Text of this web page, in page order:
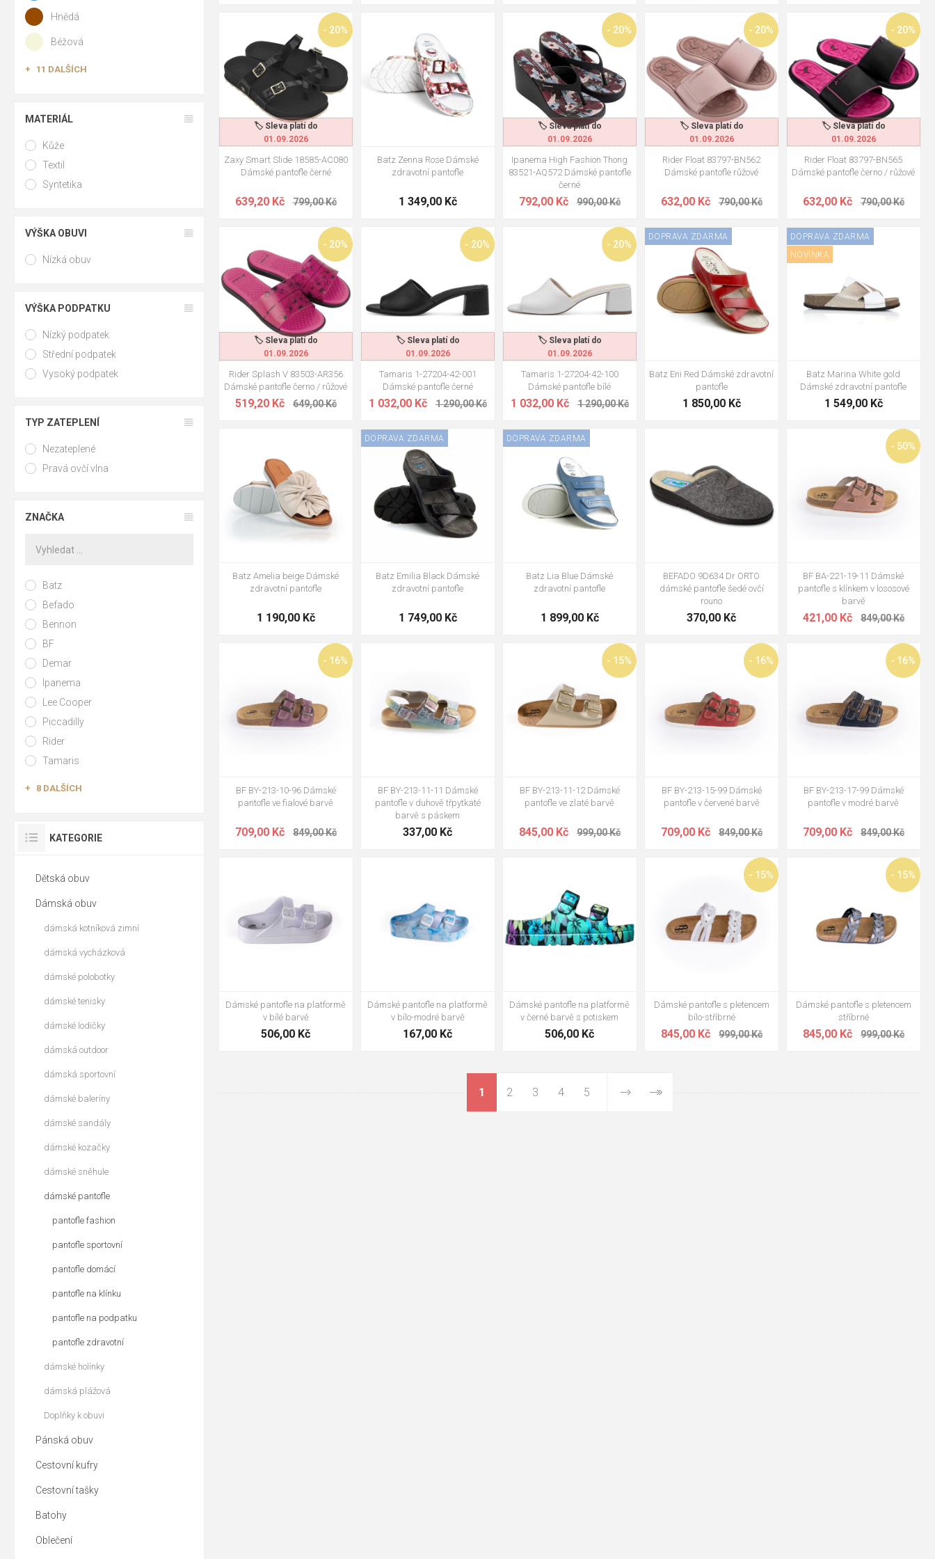
Jak dlouho vydrží kvalitní pantofle?
Při běžném domácím nošení 2-4 roky. Anatomické modely (Batz apod.) klidně 5 a více let s občasnou výměnou stélky.
Mohu pantofle nosit naboso?
Anatomické a kožené ano, plyšové raději s ponožkou (vnitřek se rychle vlhkostí kazí).
🏷️ Sleva platí do
01.09.2026
- 20%
Zaxy Smart Slide 18585-AC080
Dámské pantofle černé
639,20 Kč 799,00 Kč
Batz Zenna Rose Dámské
zdravotní pantofle
1 349,00 Kč
37 38 39 41
🏷️ Sleva platí do
01.09.2026
- 20%
Ipanema High Fashion Thong
83521-AQ572 Dámské pantofle
černé
792,00 Kč 990,00 Kč
38
🏷️ Sleva platí do
01.09.2026
- 20%
Rider Float 83797-BN562
Dámské pantofle růžové
632,00 Kč 790,00 Kč
40
🏷️ Sleva platí do
01.09.2026
- 20%
Rider Float 83797-BN565
Dámské pantofle černo / růžové
632,00 Kč 790,00 Kč
37 39
🏷️ Sleva platí do
01.09.2026
- 20%
Rider Splash V 83503-AR356
Dámské pantofle černo / růžové
519,20 Kč 649,00 Kč
37 38 39 41-42
🏷️ Sleva platí do
01.09.2026
- 20%
Tamaris 1-27204-42-001
Dámské pantofle černé
1 032,00 Kč 1 290,00 Kč
🏷️ Sleva platí do
01.09.2026
- 20%
Tamaris 1-27204-42-100
Dámské pantofle bílé
1 032,00 Kč 1 290,00 Kč
DOPRAVA ZDARMA
Batz Eni Red Dámské zdravotní
pantofle
1 850,00 Kč
37 40
DOPRAVA ZDARMA
NOVINKA
Batz Marina White gold
Dámské zdravotní pantofle
1 549,00 Kč
36 37 38 39
Batz Amelia beige Dámské
zdravotní pantofle
1 190,00 Kč
DOPRAVA ZDARMA
Batz Emilia Black Dámské
zdravotní pantofle
1 749,00 Kč
37 38 40 DOPRAVA ZDARMA
Batz Lia Blue Dámské
zdravotní pantofle
1 899,00 Kč
36 38 40
BEFADO 9D634 Dr ORTO
dámské pantofle šedé ovčí
rouno
370,00 Kč
- 50%
BF BA-221-19-11 Dámské
pantofle s klínkem v lososové
barvě
421,00 Kč 849,00 Kč
- 16%
BF BY-213-10-96 Dámské
pantofle ve fialové barvě
709,00 Kč 849,00 Kč
42
BF BY-213-11-11 Dámské
pantofle v duhově třpytkaté
barvě s páskem
337,00 Kč
- 15%
BF BY-213-11-12 Dámské
pantofle ve zlaté barvě
845,00 Kč 999,00 Kč
- 16%
BF BY-213-15-99 Dámské
pantofle v červené barvě
709,00 Kč 849,00 Kč
41 - 16%
BF BY-213-17-99 Dámské
pantofle v modré barvě
709,00 Kč 849,00 Kč
40
41
Dámské pantofle na platformě
v bílé barvě
506,00 Kč
Dámské pantofle na platformě
v bílo-modré barvě
167,00 Kč
Dámské pantofle na platformě
v černé barvě s potiskem
506,00 Kč
- 15%
Dámské pantofle s pletencem
bílo-stříbrné
845,00 Kč 999,00 Kč
40 41 - 15%
Dámské pantofle s pletencem
stříbrné
845,00 Kč 999,00 Kč
1 2 3 4 5
Hnědá
Béžová
11 DALŠÍCH
MATERIÁL
Kůže
Textil
Syntetika
VÝŠKA OBUVI
Nízká obuv
VÝŠKA PODPATKU
Nízký podpatek
Střední podpatek
Vysoký podpatek
TYP ZATEPLENÍ
Nezateplené
Pravá ovčí vlna
ZNAČKA
Batz
Befado
Bennon
BF
Demar
Ipanema
Lee Cooper
Piccadilly
Rider
Tamaris
8 DALŠÍCH
KATEGORIE
Dětská obuv
Dámská obuv
dámská kotníková zimní
dámská vycházková
dámské polobotky
dámské tenisky
dámské lodičky
dámská outdoor
dámská sportovní
dámské baleríny
dámské sandály
dámské kozačky
dámské sněhule
dámské pantofle
pantofle fashion
pantofle sportovní
pantofle domácí
pantofle na klínku
pantofle na podpatku
pantofle zdravotní
dámské holínky
dámská plážová
Doplňky k obuvi
Pánská obuv
Cestovní kufry
Cestovní tašky
Batohy
Oblečení